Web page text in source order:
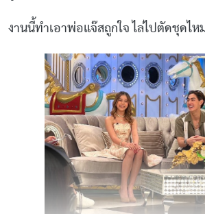
งานนี้ทำเอาพ่อแจ๊สถูกใจ ไล่ไปตัดชุดไห